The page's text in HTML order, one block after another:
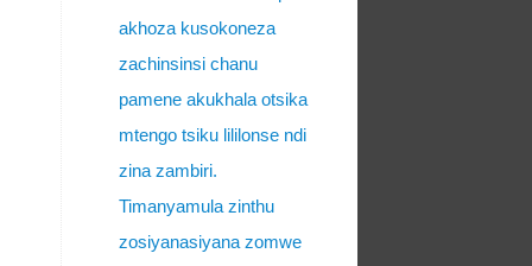
akhoza kusokoneza
zachinsinsi chanu
pamene akukhala otsika
mtengo tsiku lililonse ndi
zina zambiri.
Timanyamula zinthu
zosiyanasiyana zomwe